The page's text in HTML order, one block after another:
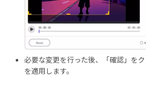
必要な変更を行った後、「確認」を
を適用します。